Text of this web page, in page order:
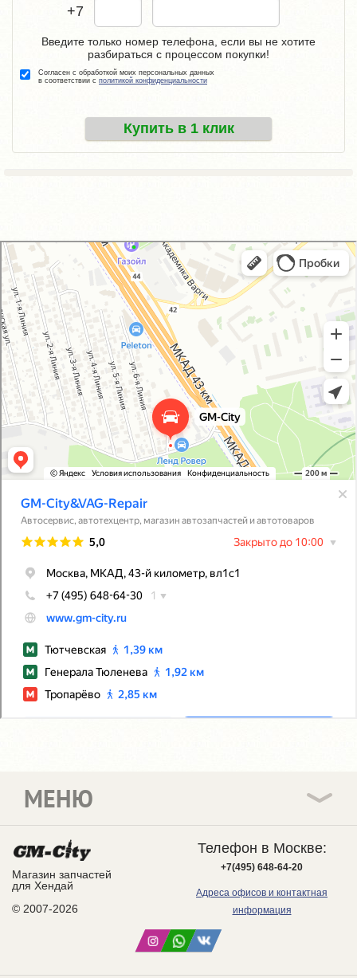
+7
Купить в 1 клик
Введите только номер телефона, если вы не хотите
разбираться с процессом покупки!
Согласен с обработкой моих персональных данных
в соответствии с политикой конфиденциальности
GM-City&VAG-Repair
Автосервис, автотехцентр в Москве
Магазин автозапчастей и автотоваров в Москве
Магазин запчастей
для Хендай
© 2007-2026
МЕНЮ
Телефон в Москве:
+7(495) 648-64-20
Адреса офисов и контактная
информация